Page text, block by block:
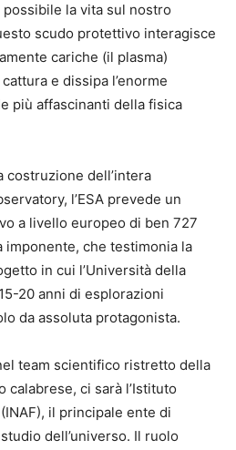
la vita sul nostro
scudo protettivo interagisce
cariche (il plasma)
e dissipa l’enorme
più affascinanti della fisica
costruzione dell’intera
l’ESA prevede un
a livello europeo di ben 727
imponente, che testimonia la
in cui l’Università della
20 anni di esplorazioni
da assoluta protagonista.
team scientifico ristretto della
calabrese, ci sarà l’Istituto
il principale ente di
dell’universo. Il ruolo